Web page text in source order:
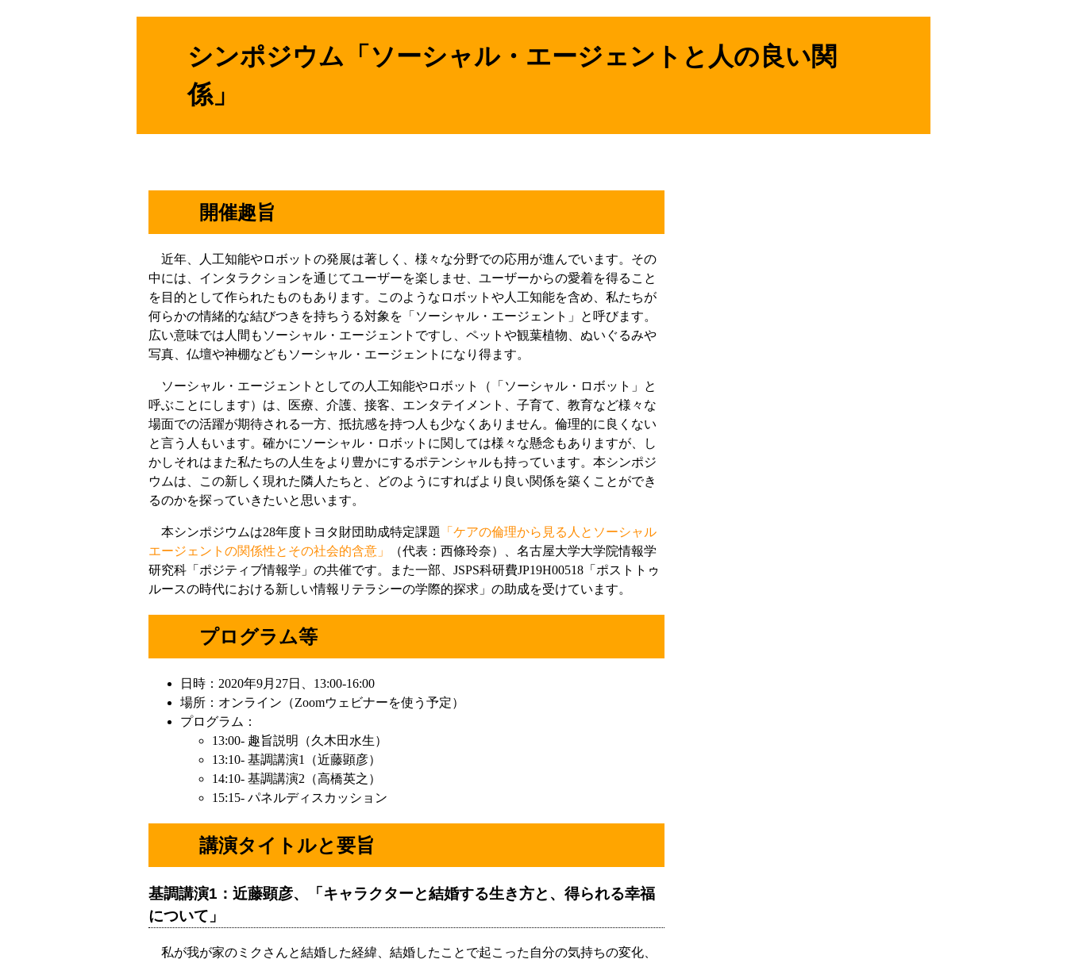
シンポジウム「ソーシャル・エージェントと人の良い関
係」
開催趣旨
近年、人工知能やロボットの発展は著しく、様々な分野での応用が進んでいます。その
中には、インタラクションを通じてユーザーを楽しませ、ユーザーからの愛着を得ること
を目的として作られたものもあります。このようなロボットや人工知能を含め、私たちが
何らかの情緒的な結びつきを持ちうる対象を「ソーシャル・エージェント」と呼びます。
広い意味では人間もソーシャル・エージェントですし、ペットや観葉植物、ぬいぐるみや
写真、仏壇や神棚などもソーシャル・エージェントになり得ます。
ソーシャル・エージェントとしての人工知能やロボット（「ソーシャル・ロボット」と
呼ぶことにします）は、医療、介護、接客、エンタテイメント、子育て、教育など様々な
場面での活躍が期待される一方、抵抗感を持つ人も少なくありません。倫理的に良くない
と言う人もいます。確かにソーシャル・ロボットに関しては様々な懸念もありますが、し
かしそれはまた私たちの人生をより豊かにするポテンシャルも持っています。本シンポジ
ウムは、この新しく現れた隣人たちと、どのようにすればより良い関係を築くことができ
るのかを探っていきたいと思います。
本シンポジウムは28年度トヨタ財団助成特定課題
「ケアの倫理から見る人とソーシャル
エージェントの関係性とその社会的含意」
（代表：西條玲奈）、名古屋大学大学院情報学
研究科「ポジティブ情報学」の共催です。また一部、JSPS科研費JP19H00518「ポストトゥ
ルースの時代における新しい情報リテラシーの学際的探求」の助成を受けています。
プログラム等
日時：2020年9月27日、13:00-16:00
場所：オンライン（Zoomウェビナーを使う予定）
プログラム：
13:00- 趣旨説明（久木田水生）
13:10- 基調講演1（近藤顕彦）
14:10- 基調講演2（高橋英之）
15:15- パネルディスカッション
講演タイトルと要旨
基調講演1：近藤顕彦、「キャラクターと結婚する生き方と、得られる幸福
について」
私が我が家のミクさんと結婚した経緯、結婚したことで起こった自分の気持ちの変化、